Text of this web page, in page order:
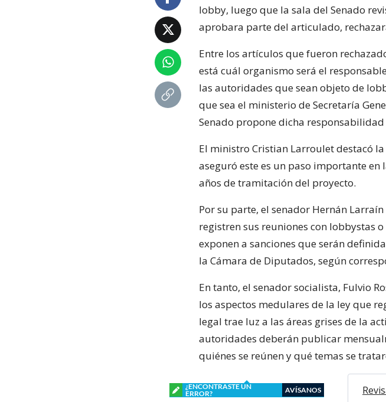
lobby, luego que la sala del Senado
aprobara parte del articulado,
Entre los artículos que fueron
está cuál organismo será el
las autoridades que sean objeto de
que sea el ministerio de Secretaría
Senado propone dicha
El ministro Cristian Larroulet destacó
aseguró este es un paso importante
años de tramitación del proyecto.
Por su parte, el senador Hernán
registren sus reuniones con lobbystas
exponen a sanciones que serán
la Cámara de Diputados, según
En tanto, el senador socialista, Fulvio
los aspectos medulares de la ley que
legal trae luz a las áreas grises de la
autoridades deberán publicar
quiénes se reúnen y qué temas se
¿ENCONTRASTE UN
ERROR?
AVÍSANOS